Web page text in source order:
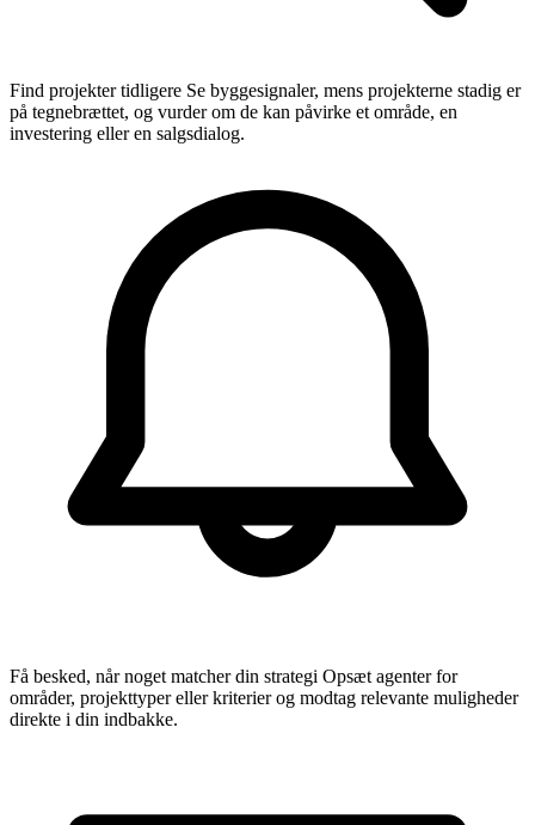
Find projekter tidligere Se byggesignaler, mens projekterne stadig er
på tegnebrættet, og vurder om de kan påvirke et område, en
investering eller en salgsdialog.
Få besked, når noget matcher din strategi Opsæt agenter for
områder, projekttyper eller kriterier og modtag relevante muligheder
direkte i din indbakke.